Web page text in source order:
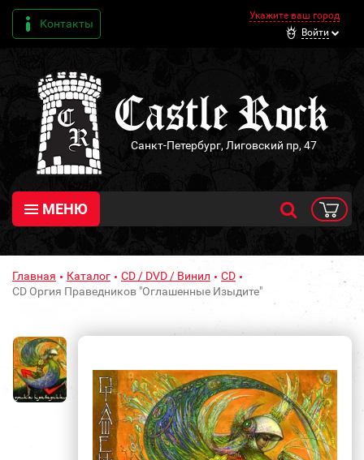
Контакты
Укажите ваш город
Войти
Санкт-Петербург, Лиговский пр, 47
МЕНЮ
Главная Каталог CD / DVD / Винил
CD
CD Оргия Праведников "Оглашенные Изыдите"